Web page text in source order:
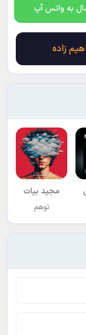
به واتس آپ
زاده
مجید بیات
توهم